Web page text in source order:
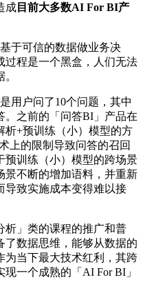
成 目前大多数AI For BI产
于可信的数据做业务决
过程是一个黑盒，人们无法
用户问了10个问题，其中
。之前的「问答BI」产品在
析+预训练（小）模型的方
上的限制导致问答的召回
预训练（小）模型的跨场景
景不断的增加语料，并重新
导致实施成本变得难以接
析」类的课程的推广和普
了数据思维，能够从数据的
为当下最大技术红利，其跨
一个成熟的「AI For BI」